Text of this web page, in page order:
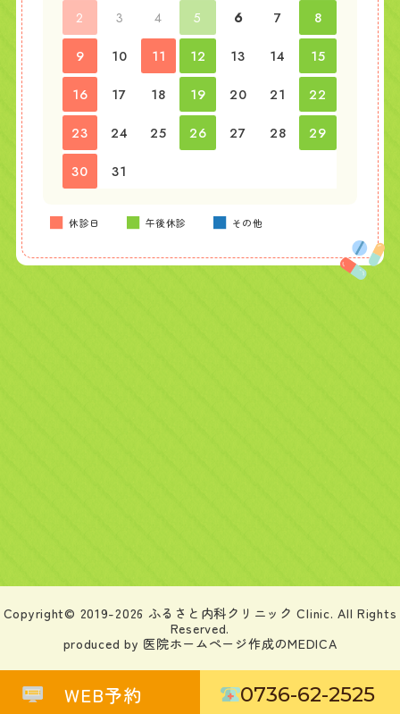
2 3 4 5 6 7 8
9 10 11 12 13 14 15
16 17 18 19 20 21 22
23 24 25 26 27 28 29
30 31
■ 休診日 ■ 午後休診 ■ その他
Copyright© 2019-2026 ふるさと内科クリニック Clinic. All Rights
Reserved.
produced by 医院ホームページ作成のMEDICA
WEB予約 0736-62-2525